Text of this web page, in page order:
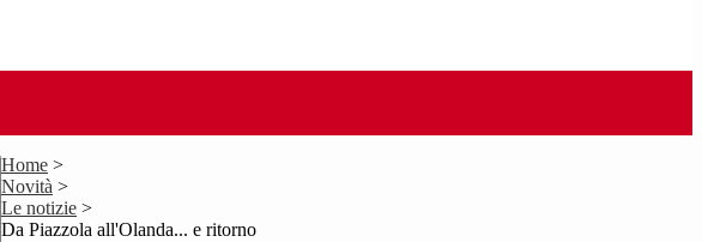
Home >
Novità >
Le notizie >
Da Piazzola all'Olanda... e ritorno